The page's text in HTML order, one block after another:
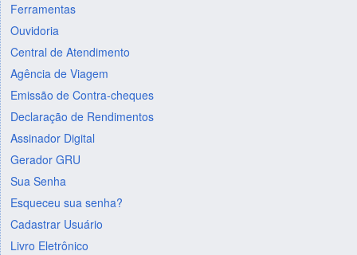
Ferramentas
Ouvidoria
Central de Atendimento
Agência de Viagem
Emissão de Contra-cheques
Declaração de Rendimentos
Assinador Digital
Gerador GRU
Sua Senha
Esqueceu sua senha?
Cadastrar Usuário
Livro Eletrônico